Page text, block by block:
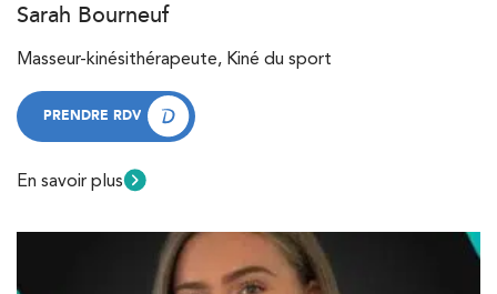
Sarah Bourneuf
Masseur-kinésithérapeute, Kiné du sport
PRENDRE RDV
En savoir plus